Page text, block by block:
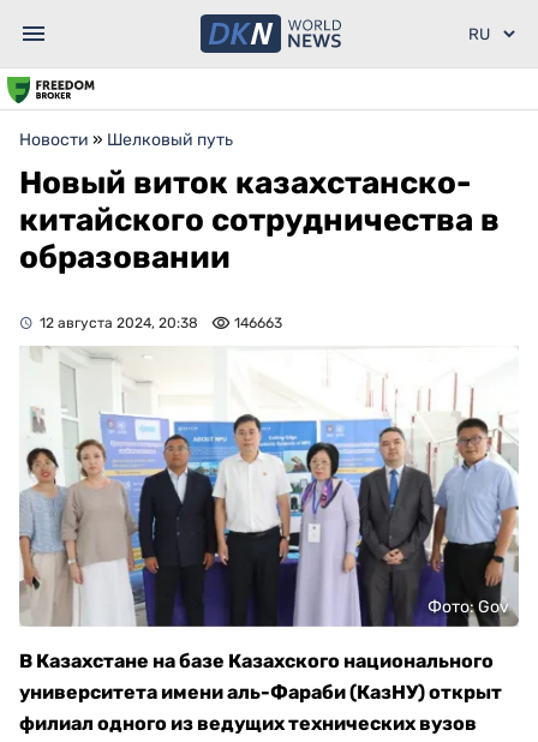
Новости » Шелковый путь
Новый виток казахстанско-
китайского сотрудничества в
образовании
12 августа 2024, 20:38 146663
Фото: Gov
В Казахстане на базе Казахского национального
университета имени аль-Фараби (КазНУ) открыт
филиал одного из ведущих технических вузов